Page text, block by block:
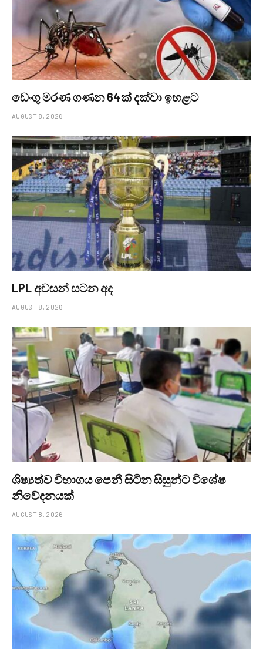
ඩෙංගු මරණ ගණන 64ක් දක්වා ඉහළට
AUGUST 8, 2026
LPL අවසන් සටන අද
AUGUST 8, 2026
ශිෂ්‍යත්ව විභාගය පෙනී සිටින සිසුන්ට විශේෂ
නිවේදනයක්
AUGUST 8, 2026